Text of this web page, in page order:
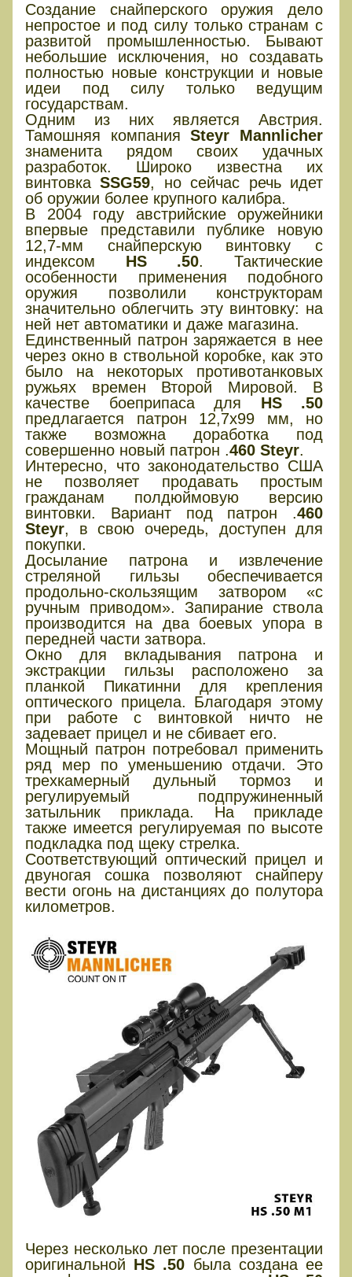
Создание снайперского оружия дело
непростое и под силу только странам с
развитой промышленностью. Бывают
небольшие исключения, но создавать
полностью новые конструкции и новые
идеи под силу только ведущим
государствам.
Одним из них является Австрия.
Тамошняя компанияSteyr Mannlicher
знаменита рядом своих удачных
разработок. Широко известна их
винтовкаSSG59, но сейчас речь идет
об оружии более крупного калибра.
В 2004 году австрийские оружейники
впервые представили публике новую
12,7-мм снайперскую винтовку с
индексом HS .50. Тактические
особенности применения подобного
оружия позволили конструкторам
значительно облегчить эту винтовку: на
ней нет автоматики и даже магазина.
Единственный патрон заряжается в нее
через окно в ствольной коробке, как это
было на некоторых противотанковых
ружьях времен Второй Мировой. В
качестве боеприпаса для HS .50
предлагается патрон 12,7х99 мм, но
также возможна доработка под
совершенно новый патрон .460 Steyr.
Интересно, что законодательство США
не позволяет продавать простым
гражданам полдюймовую версию
винтовки. Вариант под патрон .460
Steyr, в свою очередь, доступен для
покупки.
Досылание патрона и извлечение
стреляной гильзы обеспечивается
продольно-скользящим затвором «с
ручным приводом». Запирание ствола
производится на два боевых упора в
передней части затвора.
Окно для вкладывания патрона и
экстракции гильзы расположено за
планкой Пикатинни для крепления
оптического прицела. Благодаря этому
при работе с винтовкой ничто не
задевает прицел и не сбивает его.
Мощный патрон потребовал применить
ряд мер по уменьшению отдачи. Это
трехкамерный дульный тормоз и
регулируемый подпружиненный
затыльник приклада. На прикладе
также имеется регулируемая по высоте
подкладка под щеку стрелка.
Соответствующий оптический прицел и
двуногая сошка позволяют снайперу
вести огонь на дистанциях до полутора
километров.
Через несколько лет после презентации
оригинальной HS .50 была создана ее